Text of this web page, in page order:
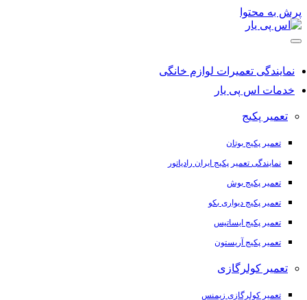
پرش به محتوا
نمایندگی تعمیرات لوازم خانگی
خدمات اس پی یار
تعمیر پکیج
تعمیر پکیج بوتان
نمایندگی تعمیر پکیج ایران رادیاتور
تعمیر پکیج بوش
تعمیر پکیج دیواری بکو
تعمیر پکیج ایساتیس
تعمیر پکیج آریستون
تعمیر کولرگازی
تعمیر کولرگازی زیمنس